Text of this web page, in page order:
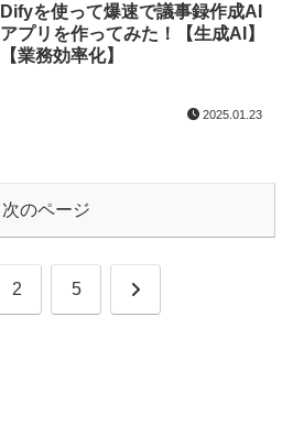
Difyを使って爆速で議事録作成AI
アプリを作ってみた！【生成AI】
【業務効率化】
2025.01.23
次のページ
2 5 次